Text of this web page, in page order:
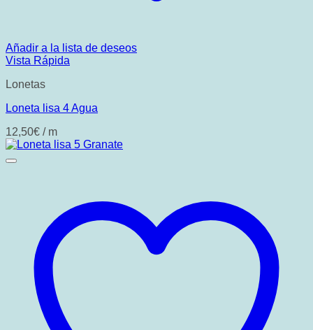
Añadir a la lista de deseos
Vista Rápida
Lonetas
Loneta lisa 4 Agua
12,50€ / m